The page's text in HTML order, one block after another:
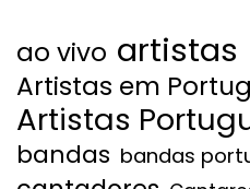
ao vivo artistas
Artistas em
Artistas
bandas bandas